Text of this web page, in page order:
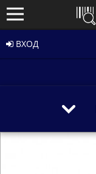
ВХОД